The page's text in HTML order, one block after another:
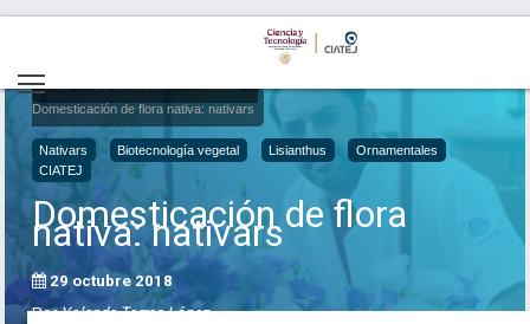
Inicio
Domesticación de flora nativa: nativars
Nativars Biotecnología vegetal Lisianthus
Ornamentales
CIATEJ
Domesticación de flora
nativa: nativars
29 octubre 2018
PorYolanda Torres López